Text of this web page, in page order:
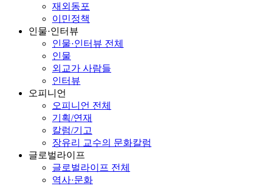
재외동포
이민정책
인물·인터뷰
인물·인터뷰 전체
인물
외교가 사람들
인터뷰
오피니언
오피니언 전체
기획/연재
칼럼/기고
장유리 교수의 문화칼럼
글로벌라이프
글로벌라이프 전체
역사·문화